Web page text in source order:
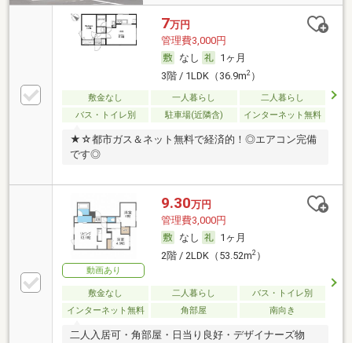
7万円
管理費3,000円
なし
1ヶ月
3階 / 1LDK（36.9m2）
敷金なし 一人暮らし
二人暮らし
バス・トイレ別
駐車場(近隣含) インターネット無料
★☆都市ガス＆ネット無料で経済的！◎エアコン完備
です◎
動画あり
9.30万円
管理費3,000円
なし
1ヶ月
2階 / 2LDK（53.52m2）
敷金なし 二人暮らし
バス・トイレ別
インターネット無料
角部屋 南向き
二人入居可・角部屋・日当り良好・デザイナーズ物